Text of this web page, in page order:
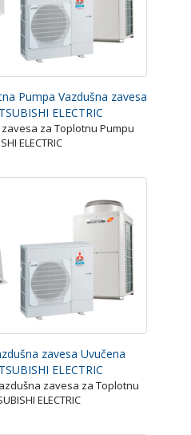
Pumpa Vazdušna zavesa
ELECTRIC
za Toplotnu Pumpu
ELECTRIC
zavesa Uvučena
ELECTRIC
zavesa za Toplotnu
ELECTRIC